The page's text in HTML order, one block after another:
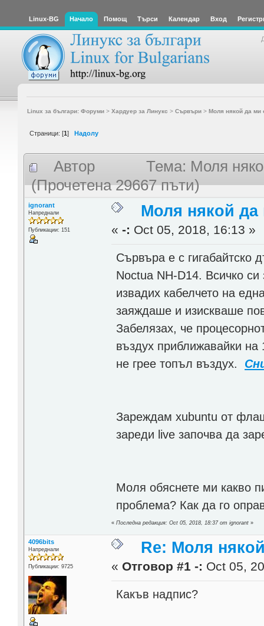
Linux-BG Начало Помощ Търси Календар Вход
Linux за българи: Форуми> Хардуер за Линукс > Сървъри> Моля някой да ми
Страници: [1] Надолу
Автор
Тема: Моля
(Прочетена 29667 пъти)
ignorant
Напреднали
Публикации: 151
Моля някой
«-: Oct 05, 2018, 16:13 »
Сървъра е с
Noctua NH-D14. Всичко
извадих кабелчето на
заяждаше и изискваше
Забелязах, че
въздух приближавайки
не грее топъл въздух.
Зареждам xubuntu от
зареди live започва да
Моля обяснете ми какво
проблема? Как да го
«Последна редакция: Oct 05, 2018, 18:37 от ignorant »
4096bits
Напреднали
Публикации: 9725
Re: Моля
« Отговор #1 -: Oct 05,
Какъв надпис?